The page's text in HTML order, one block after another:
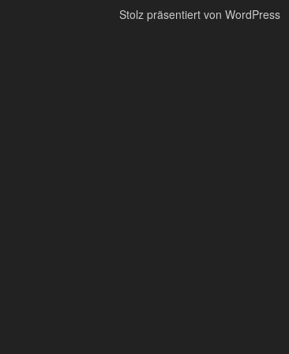
Stolz präsentiert von WordPress